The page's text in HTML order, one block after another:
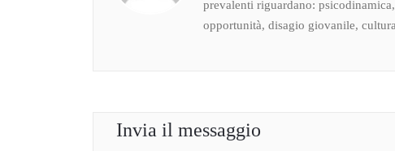
prevalenti riguardano:
opportunità, disagio giovanile,
Invia il messaggio